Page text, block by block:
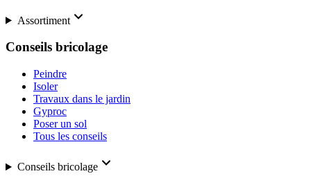
Assortiment
Conseils bricolage
Peindre
Isoler
Travaux dans le jardin
Gyproc
Poser un sol
Tous les conseils
Conseils bricolage